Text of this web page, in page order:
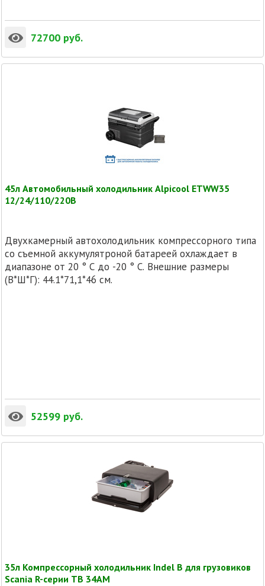
72700 руб.
45л Автомобильный холодильник Alpicool ETWW35
12/24/110/220В
Двухкамерный автохолодильник компрессорного типа
со съемной аккумулятроной батареей охлаждает в
диапазоне от 20 ° C до -20 ° C. Внешние размеры
(В*Ш*Г): 44.1*71,1*46 см.
52599 руб.
35л Компрессорный холодильник Indel B для грузовиков
Scania R-серии TB 34AM